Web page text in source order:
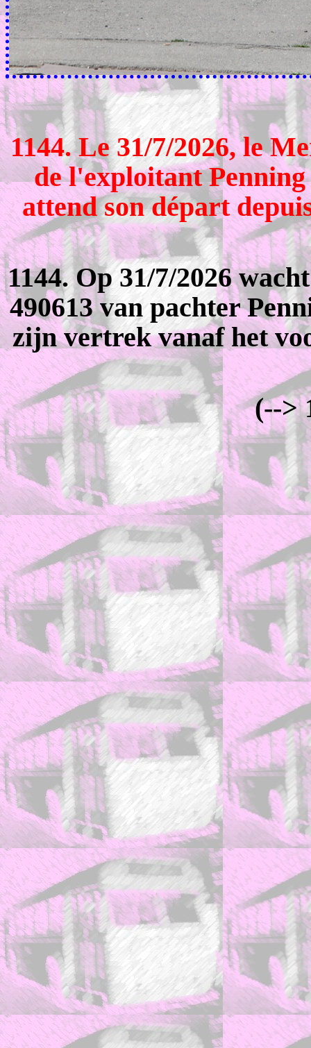
1144. Le 31/7/2026, le
de l'exploitant
attend son départ
1144. Op 31/7/2026
490613 van pachter
zijn vertrek vanaf het
(-->